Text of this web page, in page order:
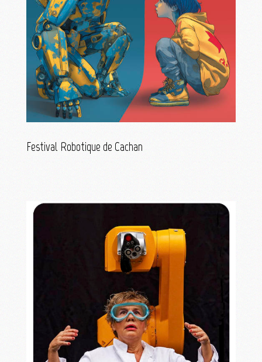
Festival Robotique de Cachan